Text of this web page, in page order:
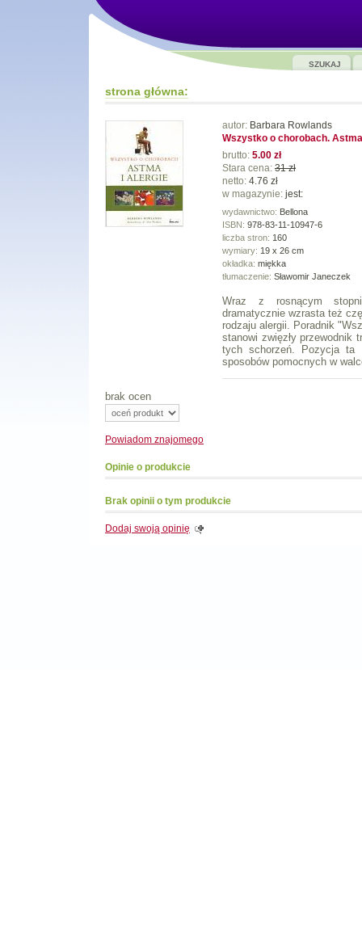
SZUKAJ
strona główna:
autor: Barbara Rowlands
Wszystko o chorobach.
brutto: 5.00 zł
Stara cena: 31 zł
netto: 4.76 zł
w magazynie: jest:
wydawnictwo: Bellona
ISBN: 978-83-11-10947-6
liczba stron: 160
wymiary: 19 x 26 cm
okładka: miękka
tłumaczenie: Sławomir Janeczek
Wraz z rosnącym
dramatycznie wzrasta też
rodzaju alergii. Poradnik
stanowi zwięzły przewodnik
tych schorzeń. Pozycja ta
sposobów pomocnych w
brak ocen
Powiadom znajomego
Opinie o produkcie
Brak opinii o tym produkcie
Dodaj swoją opinię